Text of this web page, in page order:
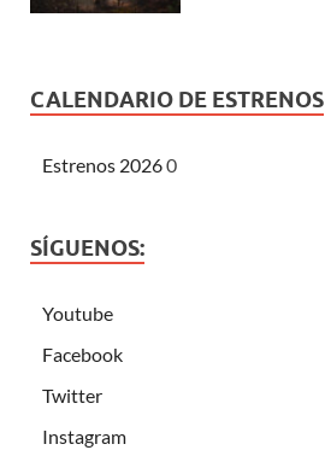
CALENDARIO DE ESTRENOS
Estrenos 20260
SÍGUENOS:
Youtube
Facebook
Twitter
Instagram